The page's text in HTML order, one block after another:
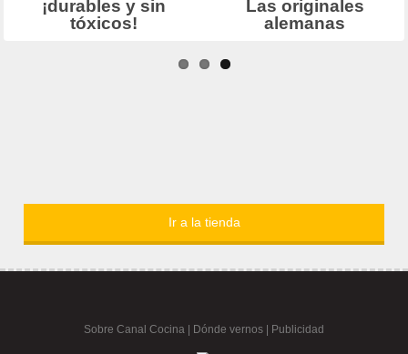
Ir a la tienda
Sobre Canal Cocina Dónde vernos | Publicidad